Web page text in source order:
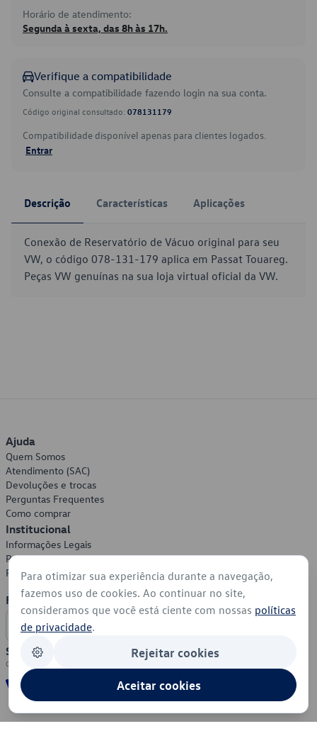
Horário de atendimento:
Segunda à sexta, das 8h às 17h.
Verifique a compatibilidade
Consulte a compatibilidade fazendo login na sua conta.
Código original consultado: 078131179
Compatibilidade disponível apenas para clientes logados.
Entrar
Descrição Características Aplicações
Conexão de Reservatório de Vácuo original para seu
VW, o código 078-131-179 aplica em Passat Touareg.
Peças VW genuínas na sua loja virtual oficial da VW.
Ajuda
Quem Somos
Atendimento (SAC)
Devoluções e trocas
Perguntas Frequentes
Como comprar
Institucional
Informações Legais
Política de Privacidade
Política de Cookies
Formas de Pagamento
Segurança
Para otimizar sua experiência durante a navegação,
fazemos uso de cookies. Ao continuar no site,
consideramos que você está ciente com nossas políticas
de privacidade.
Rejeitar cookies
Aceitar cookies